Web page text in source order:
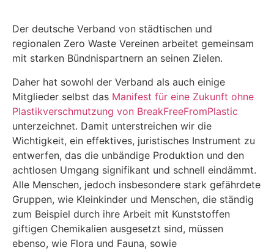
Der deutsche Verband von städtischen und
regionalen Zero Waste Vereinen arbeitet gemeinsam
mit starken Bündnispartnern an seinen Zielen.
Daher hat sowohl der Verband als auch einige
Mitglieder selbst das Manifest für eine Zukunft ohne
Plastikverschmutzung von BreakFreeFromPlastic
unterzeichnet. Damit unterstreichen wir die
Wichtigkeit, ein effektives, juristisches Instrument zu
entwerfen, das die unbändige Produktion und den
achtlosen Umgang signifikant und schnell eindämmt.
Alle Menschen, jedoch insbesondere stark gefährdete
Gruppen, wie Kleinkinder und Menschen, die ständig
zum Beispiel durch ihre Arbeit mit Kunststoffen
giftigen Chemikalien ausgesetzt sind, müssen
ebenso, wie Flora und Fauna, sowie